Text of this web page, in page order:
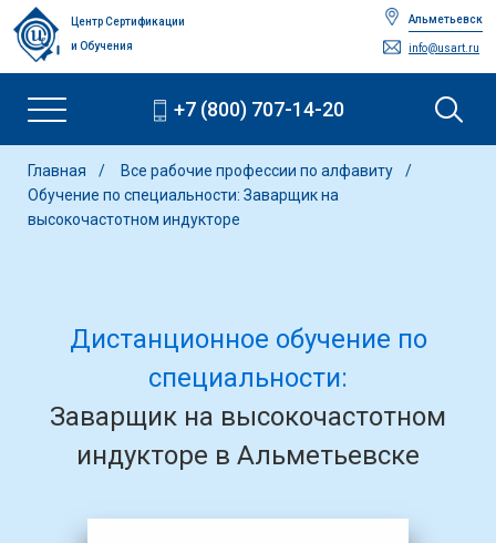
Центр Сертификации
и Обучения
Альметьевск
info@usart.ru
+7 (800) 707-14-20
Главная
Все рабочие профессии по алфавиту
Обучение по специальности: Заварщик на
высокочастотном индукторе
Дистанционное обучение по
специальности:
Заварщик на высокочастотном
индукторе в Альметьевске